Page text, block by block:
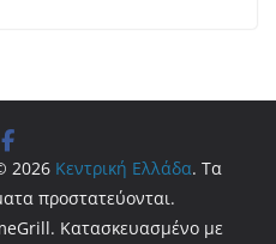
2026 Κεντρική Ελλάδα. Τα
προστατεύονται.
Κατασκευασμένο με